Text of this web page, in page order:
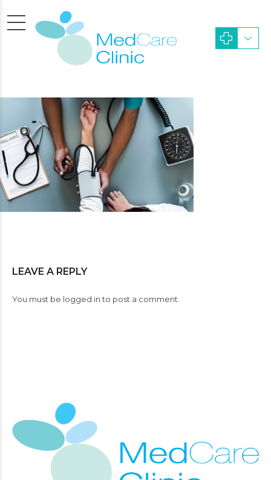
LEAVE A REPLY
You must be logged into post a comment.